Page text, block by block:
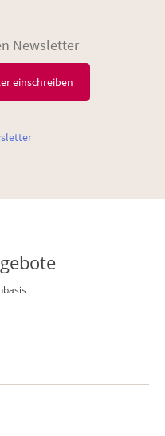
Newsletter
einschreiben